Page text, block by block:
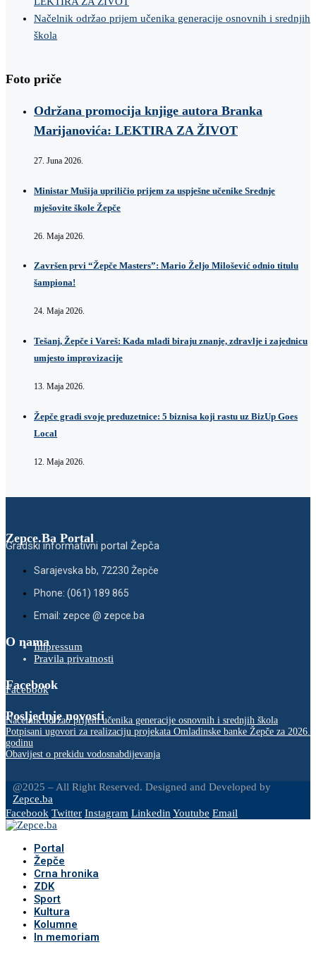
Načelnik održao prijem učenika generacije osnovnih i srednjih
škola
Foto priče
Održana promocija knjige autora Branka
Marijanovića: LEKTIRA ZA ŽIVOT
27. Juna 2026.
Ministar Mušija upriličio prijem za uspješne učenike Srednje
mješovite škole Žepče
26. Maja 2026.
Završen prvi “Žepče Masters”: Mario Željo Milošević odnio titulu
šampiona!
24. Maja 2026.
Tešanj, Žepče i Vareš: Kada mladi biraju znanje, zdravlje i zajednicu
umjesto improvizacije
13. Maja 2026.
Žepče gradi svoje preduzetnice: 5 biznisa koji rastu uz BizUp Goes
Local
12. Maja 2026.
Zepce.Ba Portal
Gradski informativni portal Žepča
Sarajevska bb, 72230 Žepče
Phone: (061) 189 865
Email: zepce @ zepce.ba
O namaImpressum
Pravila privatnosti
Facebook
Facebook
Posljednje novosti
Načelnik održao prijem učenika generacije osnovnih i srednjih škola
Potpisani ugovori za realizaciju projekata Omladinske banke Žepče za 2026.
godinu
Obavijest o prekidu vodosnabdijevanja
@2025 – All Right Reserved. Designed and Developed by
Zepce.ba
Facebook Twitter Instagram Linkedin Youtube Email
Portal
Žepče
Crna hronika
ZDK
Sport
Kultura
Kolumne
In memoriam